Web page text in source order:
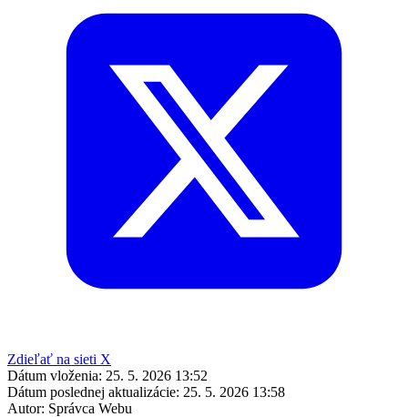
Zdieľať na sieti X
Dátum vloženia: 25. 5. 2026 13:52
Dátum poslednej aktualizácie: 25. 5. 2026 13:58
Autor: Správca Webu